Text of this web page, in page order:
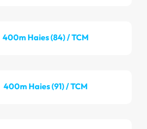
400m Haies (84) / TCM
400m Haies (91) / TCM